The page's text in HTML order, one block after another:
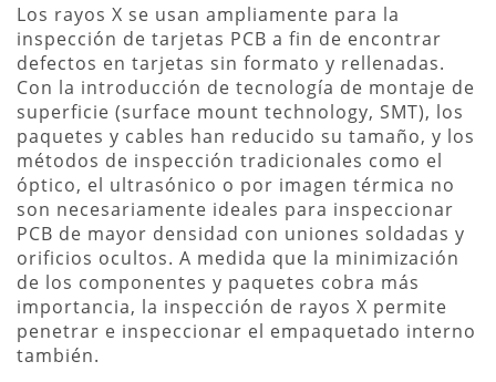
Los rayos X se usan ampliamente para la
inspección de tarjetas PCB a fin de encontrar
defectos en tarjetas sin formato y rellenadas.
Con la introducción de tecnología de montaje de
superficie (surface mount technology, SMT), los
paquetes y cables han reducido su tamaño, y los
métodos de inspección tradicionales como el
óptico, el ultrasónico o por imagen térmica no
son necesariamente ideales para inspeccionar
PCB de mayor densidad con uniones soldadas y
orificios ocultos. A medida que la minimización
de los componentes y paquetes cobra más
importancia, la inspección de rayos X permite
penetrar e inspeccionar el empaquetado interno
también.